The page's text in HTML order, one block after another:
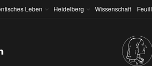
Leben Heidelberg Wissenschaft